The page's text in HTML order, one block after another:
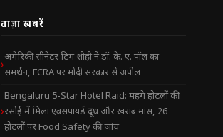
ताज़ा खबरें
अमेरिकी सीनेटर टिम शीही ने डॉ. के. ए. पॉल का
समर्थन, FCRA पर मोदी सरकार से अपील
Bengaluru 5-Star Hotel Raid: महंगे होटलों की
रसोई में मिला एक्सपायर्ड दूध और खराब मांस, 26
होटलों पर Food Safety की जांच